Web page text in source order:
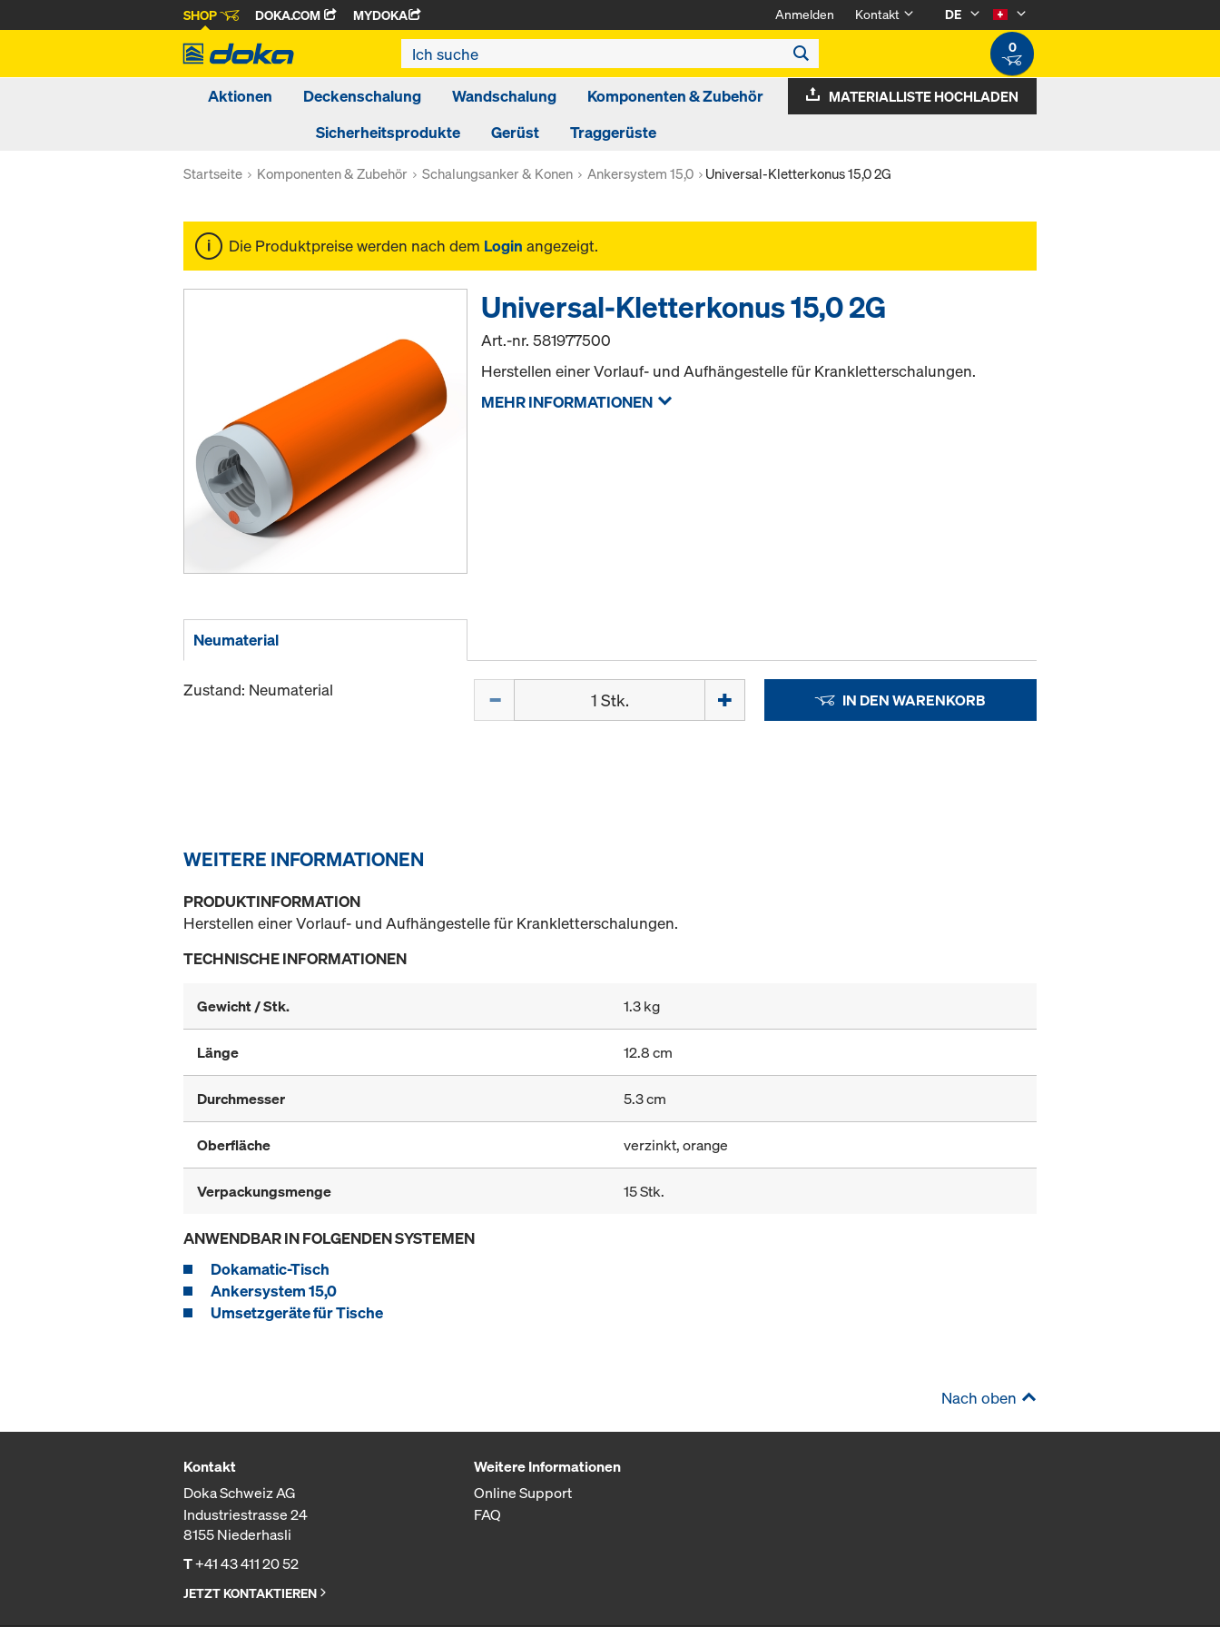
SHOP DOKA.COM MYDOKA Anmelden Kontakt
DE
0
Aktionen Deckenschalung Wandschalung
Komponenten & Zubehör
Sicherheitsprodukte
Gerüst Traggerüste
MATERIALLISTE HOCHLADEN
Startseite Komponenten & Zubehör Schalungsanker & Konen Ankersystem 15,0 Universal-Kletterkonus 15,0 2G
Die Produktpreise werden nach dem Login angezeigt.
Universal-Kletterkonus 15,0 2G
Art.-nr.581977500
Herstellen einer Vorlauf- und Aufhängestelle für Krankletterschalungen.
MEHR INFORMATIONEN
Neumaterial
Zustand: Neumaterial IN DEN WARENKORB
WEITERE INFORMATIONEN
PRODUKTINFORMATION
Herstellen einer Vorlauf- und Aufhängestelle für Krankletterschalungen.
TECHNISCHE INFORMATIONEN
Gewicht / Stk. 1.3 kg
Länge 12.8 cm
Durchmesser 5.3 cm
Oberfläche verzinkt, orange
Verpackungsmenge 15 Stk.
ANWENDBAR IN FOLGENDEN SYSTEMEN
Dokamatic-Tisch
Ankersystem 15,0
Umsetzgeräte für Tische
Nach oben
Kontakt
Doka Schweiz AG
Industriestrasse 24
8155 Niederhasli
T+41 43 411 20 52
JETZT KONTAKTIEREN
Weitere Informationen
Online Support
FAQ